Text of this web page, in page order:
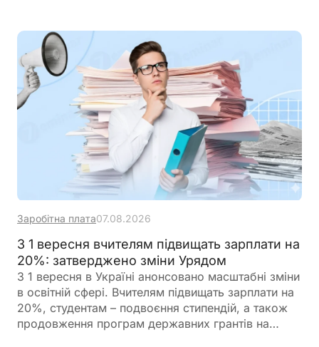
Заробітна плата07.08.2026
З 1 вересня вчителям підвищать зарплати на
20%: затверджено зміни Урядом
З 1 вересня в Україні анонсовано масштабні зміни
в освітній сфері. Вчителям підвищать зарплати на
20%, студентам – подвоєння стипендій, а також
продовження програм державних грантів на